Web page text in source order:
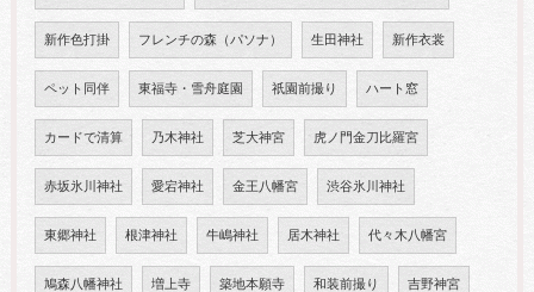
新作色打掛 フレンチの森（パソナ） 生田神社 新作衣裳
ペット同伴 東福寺・雪舟庭園 祇園前撮り ハート窓
カードで清算 乃木神社 芝大神宮 虎ノ門金刀比羅宮
赤坂氷川神社 愛宕神社 金王八幡宮 渋谷氷川神社
東郷神社 根津神社 牛嶋神社 居木神社 代々木八幡宮
鳩森八幡神社 増上寺 築地本願寺 和装前撮り 吉野神宮